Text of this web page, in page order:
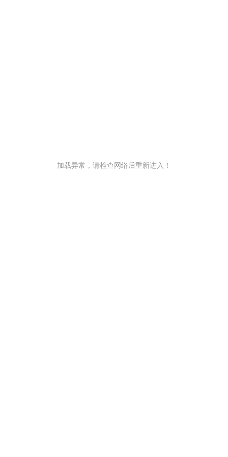
加载异常，请检查网络后重新进入！